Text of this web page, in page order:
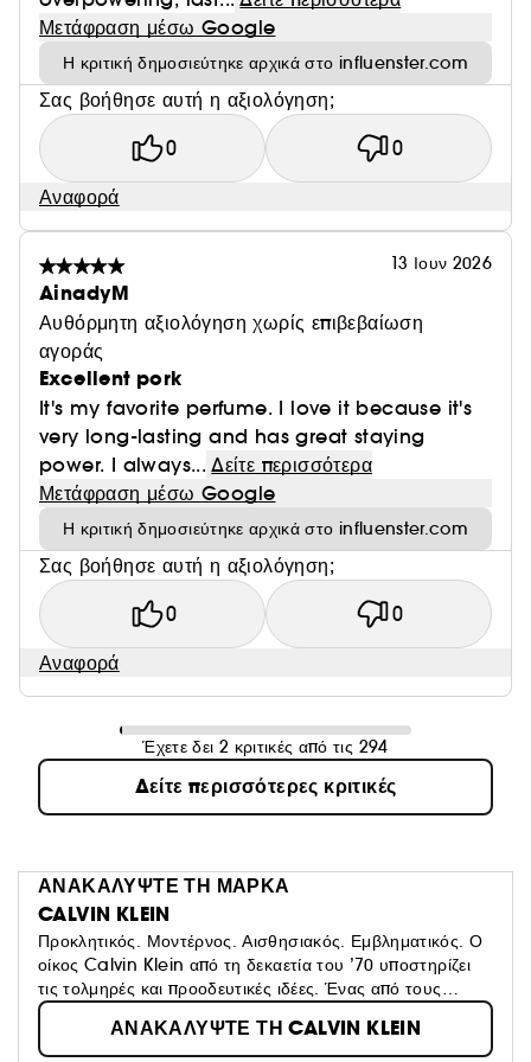
Μετάφραση μέσω Google
Η κριτική δημοσιεύτηκε αρχικά στο influenster.com
Σας βοήθησε αυτή η αξιολόγηση;
0 0
Αναφορά
13 Ιουν 2026
AinadyM
Αυθόρμητη αξιολόγηση χωρίς επιβεβαίωση
αγοράς
Excellent pork
It's my favorite perfume. I love it because it's
very long-lasting and has great staying
power. I always... Δείτε περισσότερα
Μετάφραση μέσω Google
Η κριτική δημοσιεύτηκε αρχικά στο influenster.com
Σας βοήθησε αυτή η αξιολόγηση;
0 0
Αναφορά
Έχετε δει 2 κριτικές από τις 294
Δείτε περισσότερες κριτικές
ΑΝΑΚΑΛΥΨΤΕ ΤΗ ΜΑΡΚΑ
CALVIN KLEIN
Προκλητικός. Μοντέρνος. Αισθησιακός. Εμβληματικός. Ο
οίκος Calvin Klein από τη δεκαετία του ’70 υποστηρίζει
τις τολμηρές και προοδευτικές ιδέες. Ένας από τους
κορυφαίους lifestyle οίκους, ο Calvin Klein είναι
συνώνυμος με το αυθεντικό, μοντέρνο και μινιμαλιστικό
ΑΝΑΚΑΛΥΨΤΕ ΤΗ CALVIN KLEIN